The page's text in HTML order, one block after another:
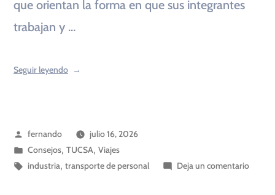
que orientan la forma en que sus integrantes
trabajan y …
Seguir leyendo
fernando
julio 16, 2026
Consejos,TUCSA,Viajes
industria,transporte de personal Deja un comentario